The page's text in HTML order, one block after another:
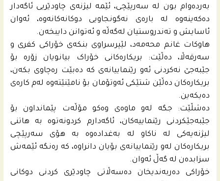
بەردەوام بون لە سەرپێچی، ئێمە لیژنەی چاودێریی ئاگەدار
دەکەینەوە لە بارەی نەگونجاویی دوکانەکانەوە، ئەوان
ئاسایش و تەندروستیان لەگەڵه‌ و ئەتوانن دایبخەن.
هاوکات غانم محه‌مه‌د، لێپرسراوی بنکەی خۆراکی کفری و
سەرقەڵا، دەڵێت: بریکارەکانی خۆراک بیانویان زۆرە بۆ
جێبەجێ نەکردنی ئەو رێنماییانەی کە دەبێت ره‌چاوی بکەن،
بریکارەکان دەڵێن شتێکی ئەوتۆمان بۆ نامێنێتەوە لەم کارەی
دەیکەین.
دەشڵێت: جگە لەو ماوەی وەکو مۆڵەت پێمانداون بۆ
جێبەجێکردنی رێنماییەکان، ئاگەدارم کردونەتوە بە هاتنی
لیژنەیەکی لە ناکاو لە بەغدادەوە بە هۆی سەرپێچی
بریکارەکان لەو رێنماییانەی بۆیان دانراوە، كه‌ رەنگە ئێمەش
سزابدەن لە گەڵ ئەوان.
خۆراکی دەربەندیخان دەسەڵاتی چاودێری کردنی دوکانی